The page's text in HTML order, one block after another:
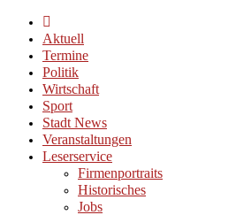
Aktuell
Termine
Politik
Wirtschaft
Sport
Stadt News
Veranstaltungen
Leserservice
Firmenportraits
Historisches
Jobs